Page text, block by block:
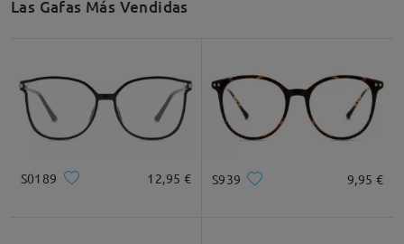
Las Gafas Más Vendidas
S0189 12,95 € S939 9,95 €